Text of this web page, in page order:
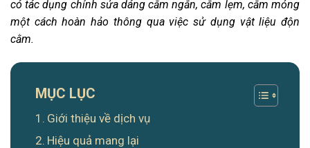
có tác dụng chỉnh sửa dáng cằm ngắn, cằm lẹm, cằm mỏng
một cách hoàn hảo thông qua việc sử dụng vật liệu độn
cằm.
MỤC LỤC
Giới thiệu về dịch vụ
Hiệu quả mang lại